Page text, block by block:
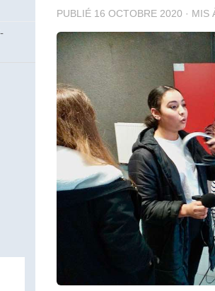
PUBLIÉ 16 OCTOBRE 2020 · MIS